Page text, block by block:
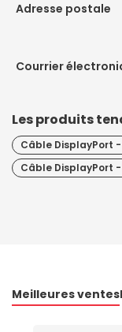
Adresse postale
Courrier
Les produits
Câble DisplayPort -
Câble DisplayPort -
Meilleures ventes